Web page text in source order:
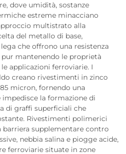
dove umidità, sostanze
estreme minacciano
multistrato alla
del metallo di base,
che offrono una resistenza
mantenendo le proprietà
applicazioni ferroviarie. I
creano rivestimenti in zinco
micron, fornendo una
la formazione di
di graffi superficiali che
Rivestimenti polimerici
supplementare contro
nebbia salina e piogge acide,
ferroviarie situate in zone